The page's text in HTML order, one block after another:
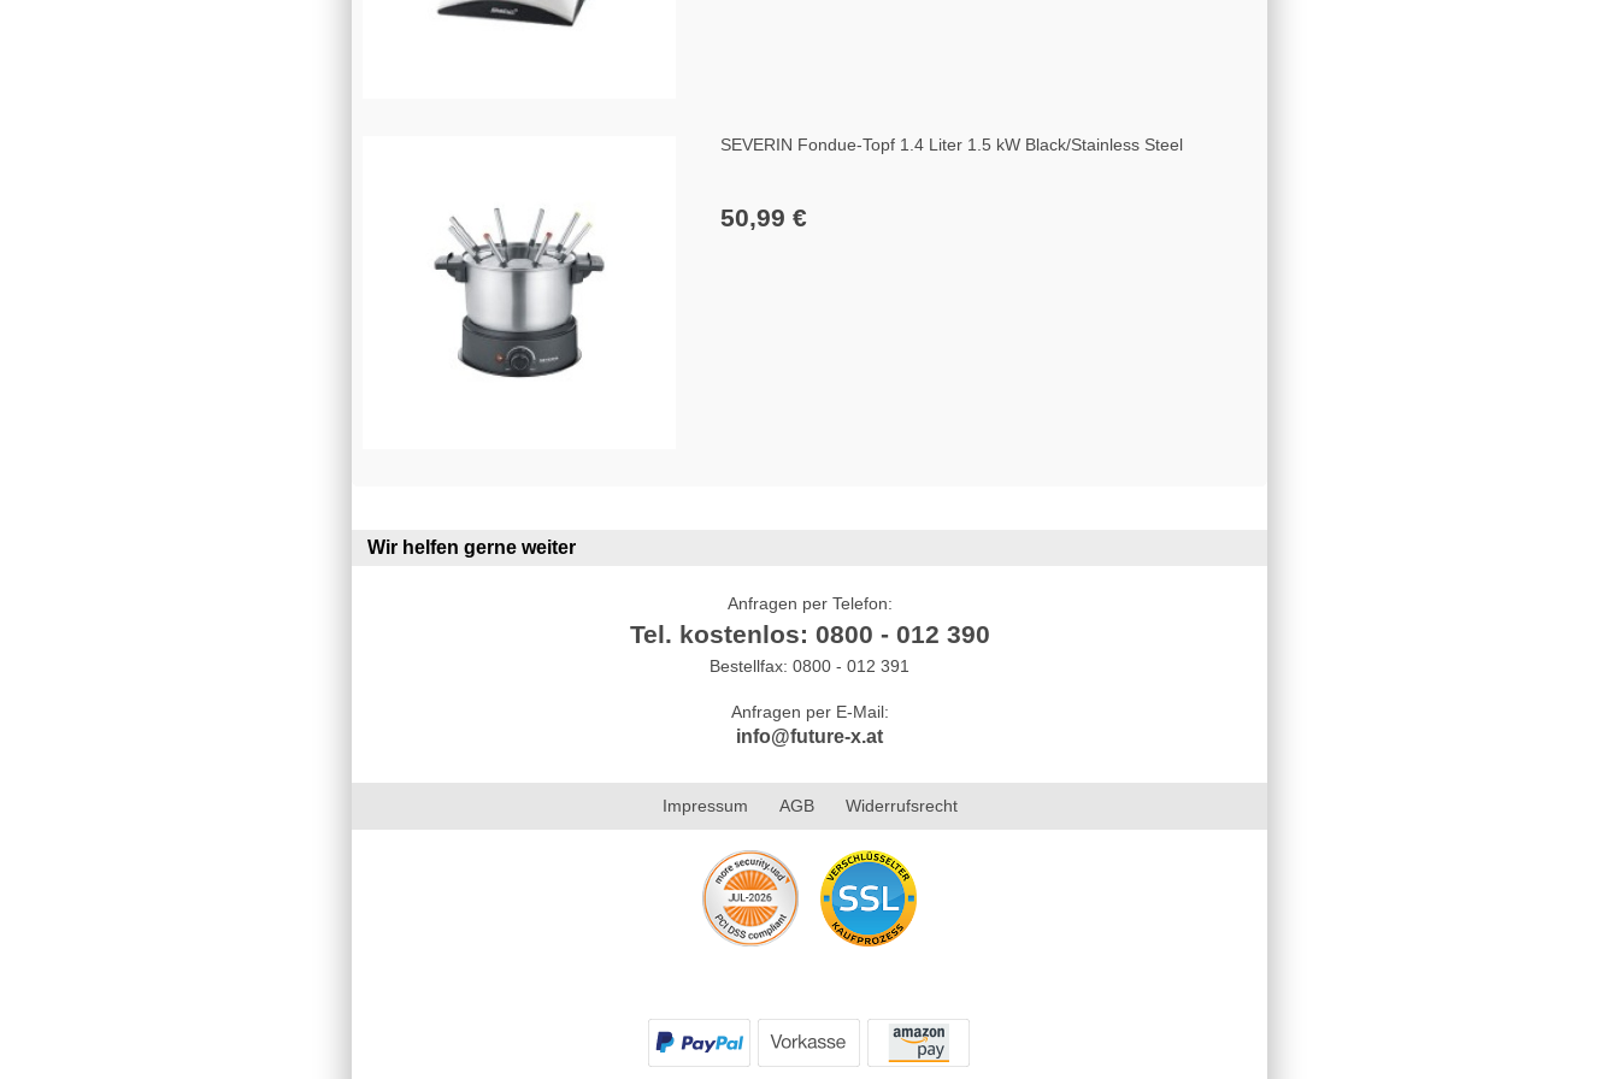
SEVERIN Fondue-Topf 1.4 Liter 1.5 kW Black/Stainless Steel
50,99 €
Wir helfen gerne weiter
Anfragen per Telefon:
Tel. kostenlos: 0800 - 012 390
Bestellfax: 0800 - 012 391
Anfragen per E-Mail:
info@future-x.at
Impressum AGB Widerrufsrecht